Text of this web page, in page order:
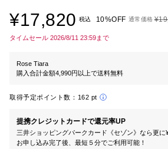
¥17,820 税込 10%OFF 通常価格
タイムセール 2026/8/11 23:59まで
Rose Tiara
購入合計金額4,990円以上で送料無料
取得予定ポイント数： 162 pt
提携クレジットカードで還元率UP
三井ショッピングパークカード《セゾン》なら更に
お申し込み完了後、最短５分でご利用可能！